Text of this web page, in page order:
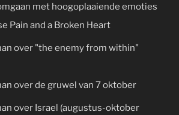
met hoogoplaaiende emoties
Pain and a Broken Heart
over "the enemy from within"
over de gruwel van 7 oktober
over Israel (augustus-oktober